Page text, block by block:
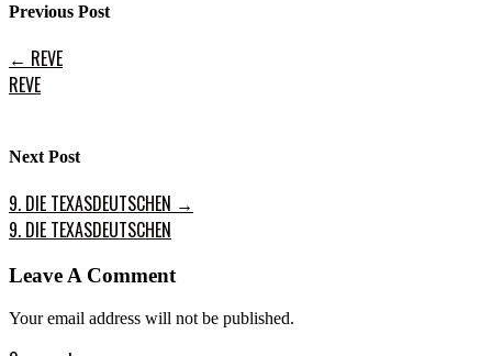
Previous Post
← REVE
REVE
Next Post
9. DIE TEXASDEUTSCHEN →
9. DIE TEXASDEUTSCHEN
Leave A Comment
Your email address will not be published.